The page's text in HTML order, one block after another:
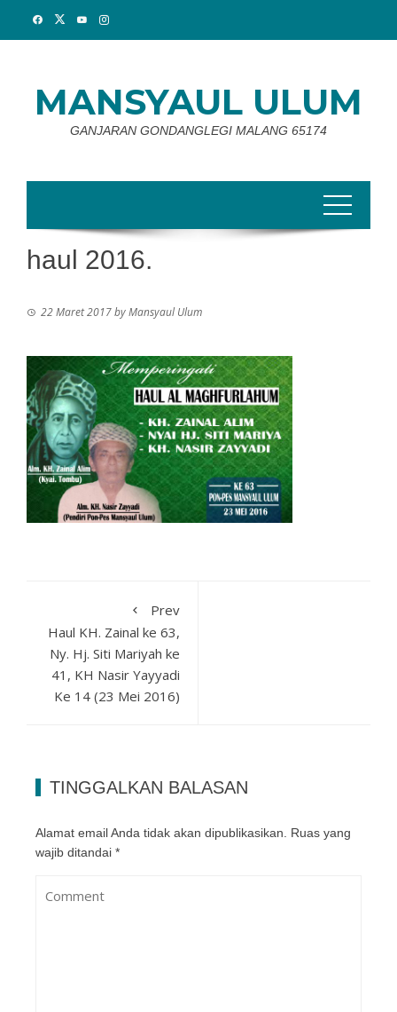
MANSYAUL ULUM
GANJARAN GONDANGLEGI MALANG 65174
haul 2016.
22 Maret 2017byMansyaul Ulum
Prev
Haul KH. Zainal ke 63,
Ny. Hj. Siti Mariyah ke
41, KH Nasir Yayyadi
Ke 14 (23 Mei 2016)
TINGGALKAN BALASAN
Alamat email Anda tidak akan dipublikasikan.
Ruas yang
wajib ditandai *